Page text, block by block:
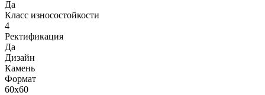
Да
Класс износостойкости
4
Ректификация
Да
Дизайн
Камень
Формат
60x60